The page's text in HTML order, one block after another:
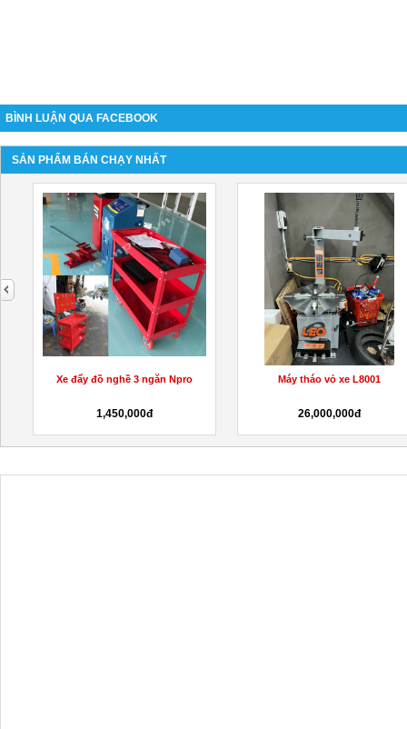
BÌNH LUẬN QUA FACEBOOK
SẢN PHẨM BÁN CHẠY NHẤT
Tủ đồ nghề 5 ngăn
6,800,000đ
Bình Bọt tuyết 40 Lít
4,200,000đ
next